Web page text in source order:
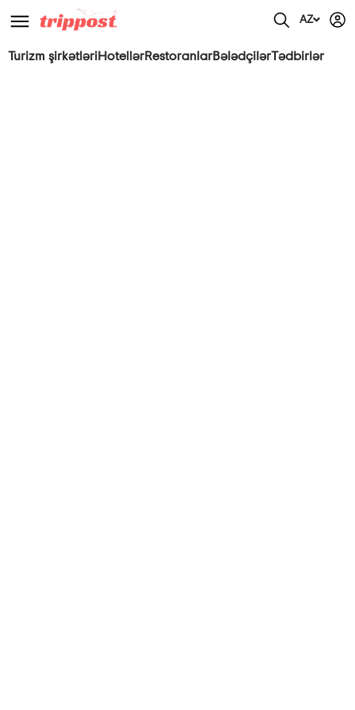
AZ
Turizm şirkətləriHotellərRestoranlarBələdçilərTədbirlər